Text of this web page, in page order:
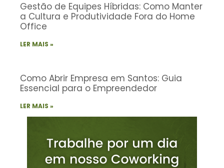
Gestão de Equipes Híbridas: Como Manter
a Cultura e Produtividade Fora do Home
Office
LER MAIS »
Como Abrir Empresa em Santos: Guia
Essencial para o Empreendedor
LER MAIS »